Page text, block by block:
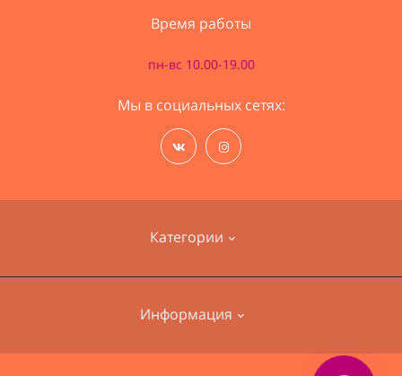
Категории
Наборы для вышивания
Информация
Время работы
пн-вс 10.00-19.00
Мы в социальных сетях: